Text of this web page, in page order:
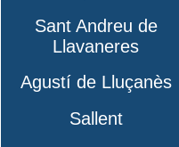
Sant Andreu de
Llavaneres
Agustí de Lluçanès
Sallent